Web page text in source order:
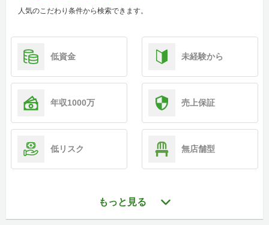
人気のこだわり条件から検索できます。
低資金 未経験から
年収1000万 売上保証
低リスク 無店舗型
もっと見る